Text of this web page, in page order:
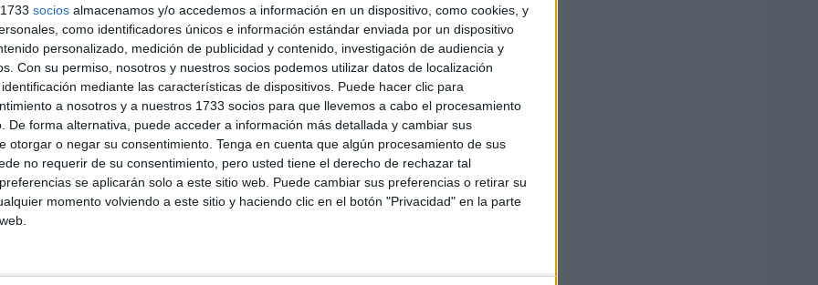
socios almacenamos y/o accedemos a información en un dispositivo, como cookies, y
como identificadores únicos e información estándar enviada por un dispositivo
personalizado, medición de publicidad y contenido, investigación de audiencia y
Con su permiso, nosotros y nuestros socios podemos utilizar datos de localización
mediante las características de dispositivos. Puede hacer clic para
a nosotros y a nuestros 1733 socios para que llevemos a cabo el procesamiento
De forma alternativa, puede acceder a información más detallada y cambiar sus
otorgar o negar su consentimiento. Tenga en cuenta que algún procesamiento de sus
no requerir de su consentimiento, pero usted tiene el derecho de rechazar tal
se aplicarán solo a este sitio web. Puede cambiar sus preferencias o retirar su
momento volviendo a este sitio y haciendo clic en el botón "Privacidad" en la parte
, sino que afectará a una parte de la misma